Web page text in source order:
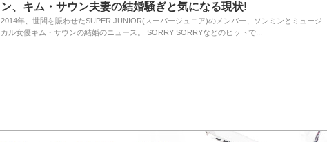
ン、キム・サウン夫妻の結婚騒ぎと気になる現状!
2014年、世間を賑わせたSUPER JUNIOR(スーパージュニア)のメンバー、ソンミンとミュージ
カル女優キム・サウンの結婚のニュース。 SORRY SORRYなどのヒットで...